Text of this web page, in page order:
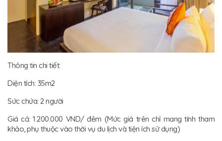
Thông tin chi tiết:
Diện tích: 35m2
Sức chứa: 2 người
Giá cả: 1.200.000 VND/ đêm (Mức giá trên chỉ mang tính tham
khảo, phụ thuộc vào thời vụ du lịch và tiện ích sử dụng)